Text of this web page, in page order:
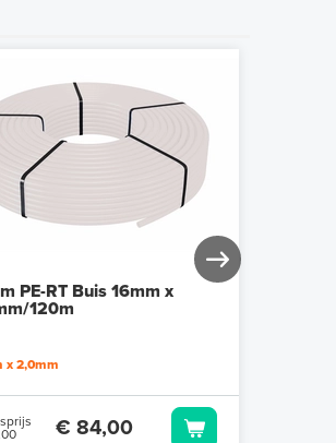
PE-RT Buis 16mm x
120m
x 2,0mm
€ 84,00